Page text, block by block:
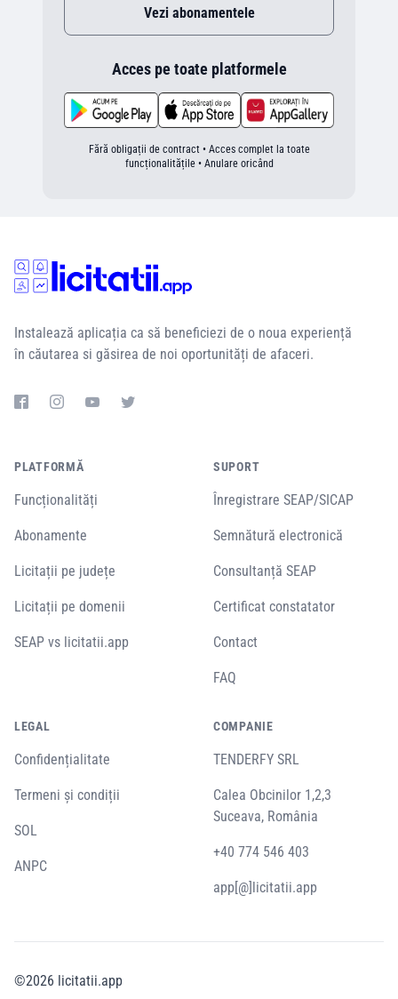
Vezi abonamentele
Acces pe toate platformele
Fără obligații de contract • Acces complet la toate
funcționalitățile • Anulare oricând
Instalează aplicația ca să beneficiezi de o noua experiență
în căutarea si găsirea de noi oportunități de afaceri.
PLATFORMĂ
Funcționalități
Abonamente
Licitații pe județe
Licitații pe domenii
SEAP vs licitatii.app
SUPORT
Înregistrare SEAP/SICAP
Semnătură electronică
Consultanță SEAP
Certificat constatator
Contact
FAQ
LEGAL
Confidențialitate
Termeni și condiții
SOL
ANPC
COMPANIE
TENDERFY SRL
Calea Obcinilor 1,2,3
Suceava, România
+40 774 546 403
app[@]licitatii.app
©2026 licitatii.app